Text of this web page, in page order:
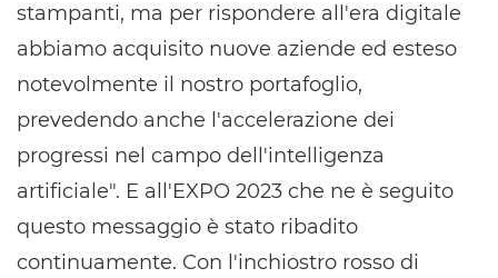
stampanti, ma per rispondere all'era digitale
abbiamo acquisito nuove aziende ed esteso
notevolmente il nostro portafoglio,
prevedendo anche l'accelerazione dei
progressi nel campo dell'intelligenza
artificiale". E all'EXPO 2023 che ne è seguito
questo messaggio è stato ribadito
continuamente. Con l'inchiostro rosso di